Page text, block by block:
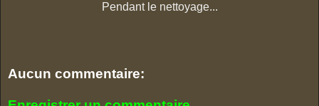
Pendant le nettoyage...
Aucun commentaire: